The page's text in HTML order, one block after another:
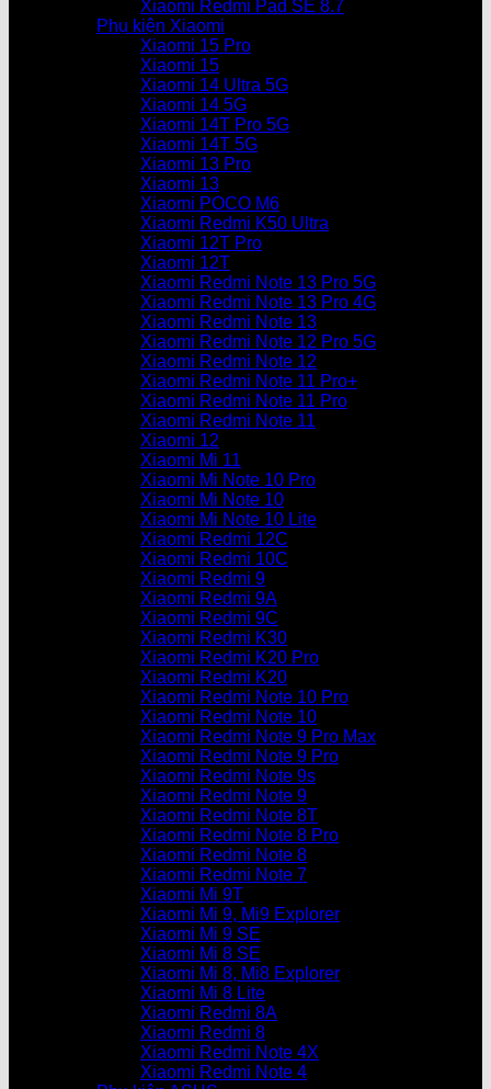
Xiaomi Redmi Pad SE 8.7
Phụ kiện Xiaomi
Xiaomi 15 Pro
Xiaomi 15
Xiaomi 14 Ultra 5G
Xiaomi 14 5G
Xiaomi 14T Pro 5G
Xiaomi 14T 5G
Xiaomi 13 Pro
Xiaomi 13
Xiaomi POCO M6
Xiaomi Redmi K50 Ultra
Xiaomi 12T Pro
Xiaomi 12T
Xiaomi Redmi Note 13 Pro 5G
Xiaomi Redmi Note 13 Pro 4G
Xiaomi Redmi Note 13
Xiaomi Redmi Note 12 Pro 5G
Xiaomi Redmi Note 12
Xiaomi Redmi Note 11 Pro+
Xiaomi Redmi Note 11 Pro
Xiaomi Redmi Note 11
Xiaomi 12
Xiaomi Mi 11
Xiaomi Mi Note 10 Pro
Xiaomi Mi Note 10
Xiaomi Mi Note 10 Lite
Xiaomi Redmi 12C
Xiaomi Redmi 10C
Xiaomi Redmi 9
Xiaomi Redmi 9A
Xiaomi Redmi 9C
Xiaomi Redmi K30
Xiaomi Redmi K20 Pro
Xiaomi Redmi K20
Xiaomi Redmi Note 10 Pro
Xiaomi Redmi Note 10
Xiaomi Redmi Note 9 Pro Max
Xiaomi Redmi Note 9 Pro
Xiaomi Redmi Note 9s
Xiaomi Redmi Note 9
Xiaomi Redmi Note 8T
Xiaomi Redmi Note 8 Pro
Xiaomi Redmi Note 8
Xiaomi Redmi Note 7
Xiaomi Mi 9T
Xiaomi Mi 9, Mi9 Explorer
Xiaomi Mi 9 SE
Xiaomi Mi 8 SE
Xiaomi Mi 8, Mi8 Explorer
Xiaomi Mi 8 Lite
Xiaomi Redmi 8A
Xiaomi Redmi 8
Xiaomi Redmi Note 4X
Xiaomi Redmi Note 4